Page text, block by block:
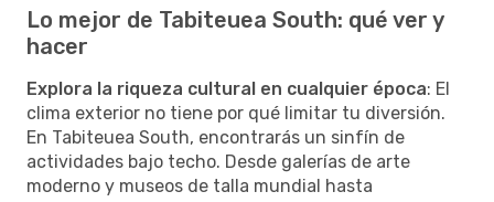
Lo mejor de Tabiteuea South: qué ver y
hacer
Explora la riqueza cultural en cualquier época: El
clima exterior no tiene por qué limitar tu diversión.
En Tabiteuea South, encontrarás un sinfín de
actividades bajo techo. Desde galerías de arte
moderno y museos de talla mundial hasta